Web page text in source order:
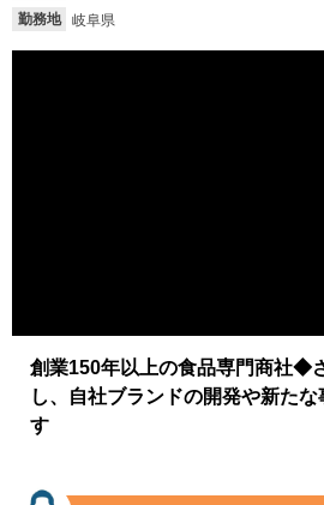
勤務地
岐阜県
創業150年以上の食品専門商社◆
し、自社ブランドの開発や新た
す